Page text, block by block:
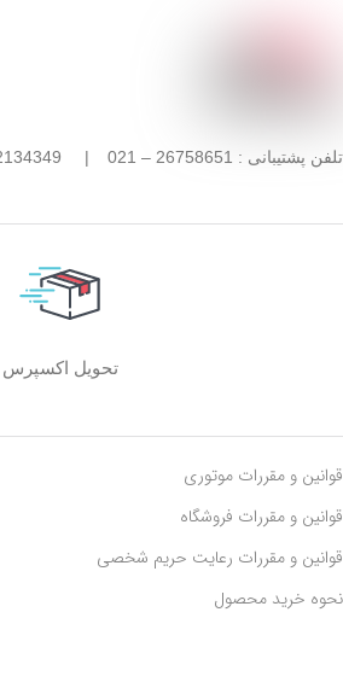
تلفن پشتیبانی : 26758651 – 021 |
تحویل اکسپرس
قوانین و مقررات موتوری
قوانین و مقررات فروشگاه
قوانین و مقررات رعايت حريم شخصی
نحوه خرید محصول